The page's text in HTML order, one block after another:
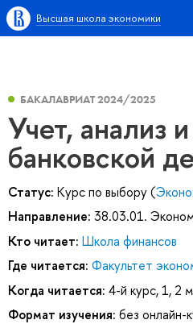
Высшая школа экономики
БАКАЛАВРИАТ 2024/2025
Учет, анализ
банковской
Статус: Курс по выбору (
Направление: 38.03.01.
Кто читает: Школа финансов
Где читается: Факультет
Когда читается: 4-й курс, 1, 2
Формат изучения: без онлайн-